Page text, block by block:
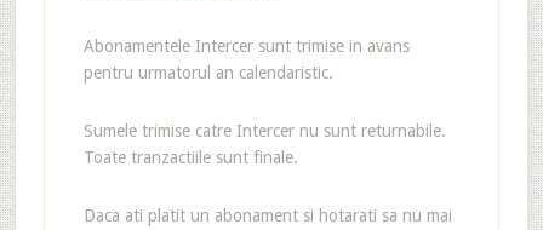
Abonamentele Intercer sunt trimise in avans
pentru urmatorul an calendaristic.
Sumele trimise catre Intercer nu sunt returnabile.
Toate tranzactiile sunt finale.
Daca ati platit un abonament si hotarati sa nu mai